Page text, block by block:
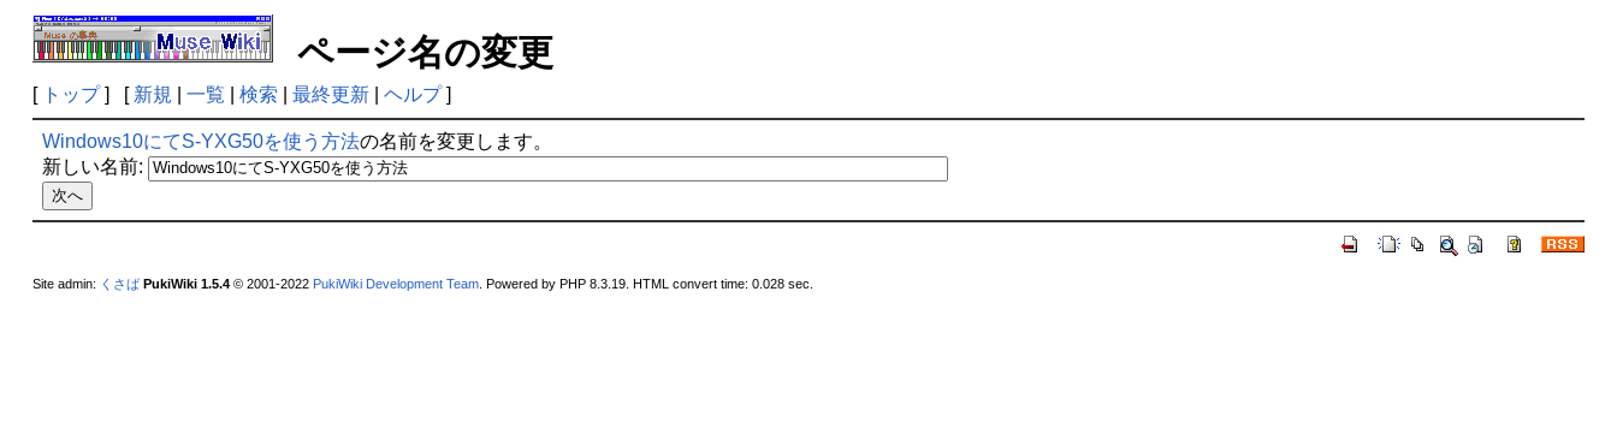
ページ名の変更
[ トップ] [ 新規 一覧 検索 最終更新| ヘルプ]
Windows10にてS-YXG50を使う方法の名前を変更します。
新しい名前:
Site admin: くさば PukiWiki 1.5.4© 2001-2022 PukiWiki Development Team. Powered by PHP 8.3.19. HTML convert time: 0.028 sec.